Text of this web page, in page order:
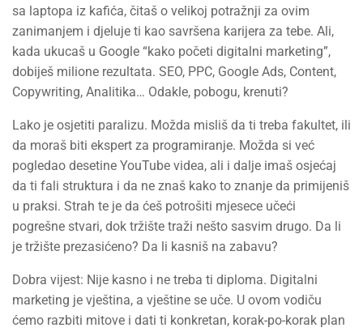
sa laptopa iz kafića, čitaš o velikoj potražnji za ovim
zanimanjem i djeluje ti kao savršena karijera za tebe. Ali,
kada ukucaš u Google “kako početi digitalni marketing”,
dobiješ milione rezultata. SEO, PPC, Google Ads, Content,
Copywriting, Analitika… Odakle, pobogu, krenuti?
Lako je osjetiti paralizu. Možda misliš da ti treba fakultet, ili
da moraš biti ekspert za programiranje. Možda si već
pogledao desetine YouTube videa, ali i dalje imaš osjećaj
da ti fali struktura i da ne znaš kako to znanje da primijeniš
u praksi. Strah te je da ćeš potrošiti mjesece učeći
pogrešne stvari, dok tržište traži nešto sasvim drugo. Da li
je tržište prezasićeno? Da li kasniš na zabavu?
Dobra vijest: Nije kasno i ne treba ti diploma. Digitalni
marketing je vještina, a vještine se uče. U ovom vodiču
ćemo razbiti mitove i dati ti konkretan, korak-po-korak plan